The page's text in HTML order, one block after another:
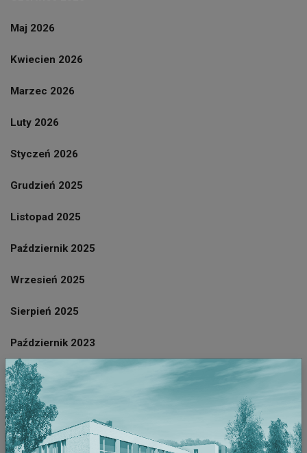
Maj 2026
Kwiecien 2026
Marzec 2026
Luty 2026
Styczeń 2026
Grudzień 2025
Listopad 2025
Październik 2025
Wrzesień 2025
Sierpień 2025
Październik 2023
Wrzesień 2023
Sierpień 2023
Lipiec 2023